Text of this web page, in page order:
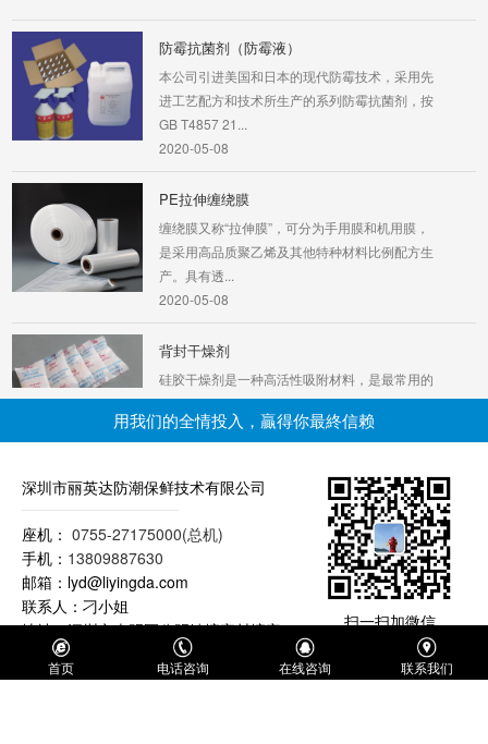
防霉抗菌剂（防霉液）
本公司引进美国和日本的现代防霉技术，采用先
进工艺配方和技术所生产的系列防霉抗菌剂，按
PE拉伸缠绕膜
缠绕膜又称“拉伸膜”，可分为手用膜和机用膜，
是采用高品质聚乙烯及其他特种材料比例配方生
产。具有透...
背封干燥剂
硅胶干燥剂是一种高活性吸附材料，是最常用的
mSiO2 nH2O 符合...
2020-03-24
脱氧保鲜剂
脱氧保鲜剂是一种黑色颗粒状固体，通常包装在
具有多微孔的PE复合纸内，它通过与空气中的
氧气发生化学反...
2020-05-08
无氯化钴变色硅胶干燥剂
用我们的全情投入，贏得你最終信赖
深圳市丽英达防潮保鲜技术有限公司
座机： 0755-27175000(总机)
手机： 13809887630
邮箱：lyd@liyingda.com
联系人：刁小姐
地址：深圳市光明区公明镇塘家村塘家
南路丽英达工业区
扫一扫加微信
首页 电话咨询 在线咨询 联系我们